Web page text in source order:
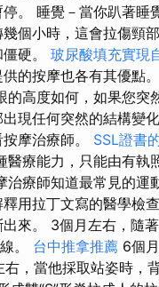
。 睡覺－當你趴著睡
個小時，這會拉傷頸
硬。 玻尿酸填充實現
的按摩也各有其優點。
的高度如何，如果您突
現任何突然的結構變
摩治療師。 SSL證書
醫療能力，只能由有執
治療師知道最常見的運
用拉丁文寫的醫學檢
來。 3個月左右，隨
。 台中推拿推薦 6個
，當他採取站姿時，